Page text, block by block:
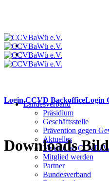
Login CCVD BackofficeLogin
Landesverband
Präsidium
Geschäftsstelle
Prävention gegen
Aktuelles
Vereine im
Mitglied werden
Partner
Bundesverband
Downloads